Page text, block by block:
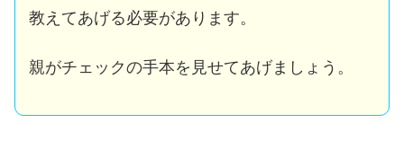
教えてあげる必要があります。
親がチェックの手本を見せてあげましょう。